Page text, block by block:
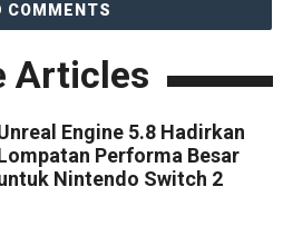
COMMENTS
Articles
Engine 5.8 Hadirkan
Performa Besar
Nintendo Switch 2